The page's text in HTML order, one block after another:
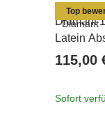
Top
Diamant
Latein
115,00
Sofort